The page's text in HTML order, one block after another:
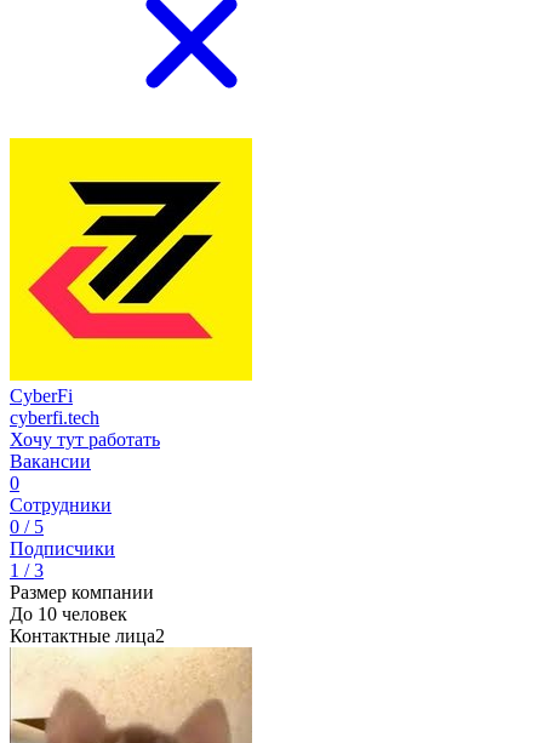
CyberFi
cyberfi.tech
Хочу тут работать
Вакансии
0
Сотрудники
0 / 5
Подписчики
1 / 3
Размер компании
До 10 человек
Контактные лица2